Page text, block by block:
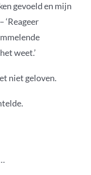
gevoeld en mijn
‘Reageer
weet.’
niet geloven.